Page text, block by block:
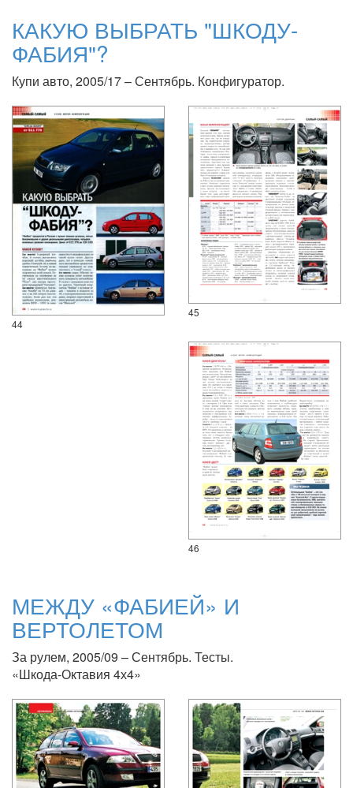
КАКУЮ ВЫБРАТЬ "ШКОДУ-
ФАБИЯ"?
Купи авто, 2005/17 – Сентябрь. Конфигуратор.
44
45
46
МЕЖДУ «ФАБИЕЙ» И
ВЕРТОЛЕТОМ
За рулем, 2005/09 – Сентябрь. Тесты.
«Шкода-Октавия 4х4»